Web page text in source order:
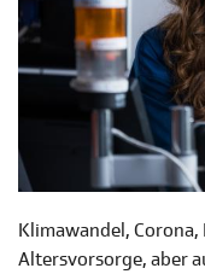
Klimawandel,
Altersvorsorge, aber